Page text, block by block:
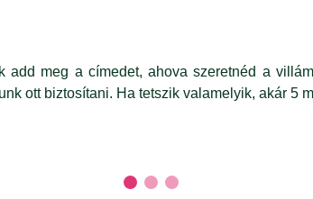
meg a címedet, ahova szeretnéd a
ott biztosítani. Ha tetszik valamelyik, akár 5